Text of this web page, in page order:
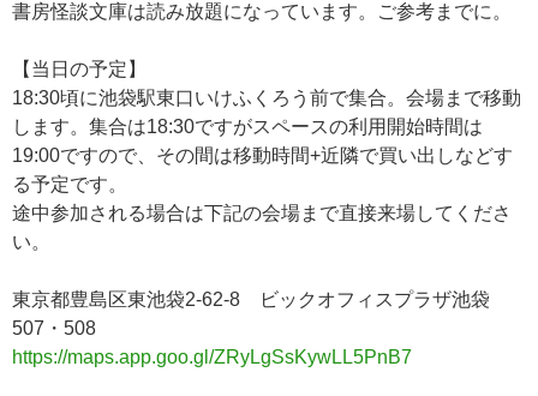
書房怪談文庫は読み放題になっています。ご参考までに。
【当日の予定】
18:30頃に池袋駅東口いけふくろう前で集合。会場まで移動
します。集合は18:30ですがスペースの利用開始時間は
19:00ですので、その間は移動時間+近隣で買い出しなどす
る予定です。
途中参加される場合は下記の会場まで直接来場してくださ
い。
東京都豊島区東池袋2-62-8 ビックオフィスプラザ池袋
507・508
https://maps.app.goo.gl/ZRyLgSsKywLL5PnB7